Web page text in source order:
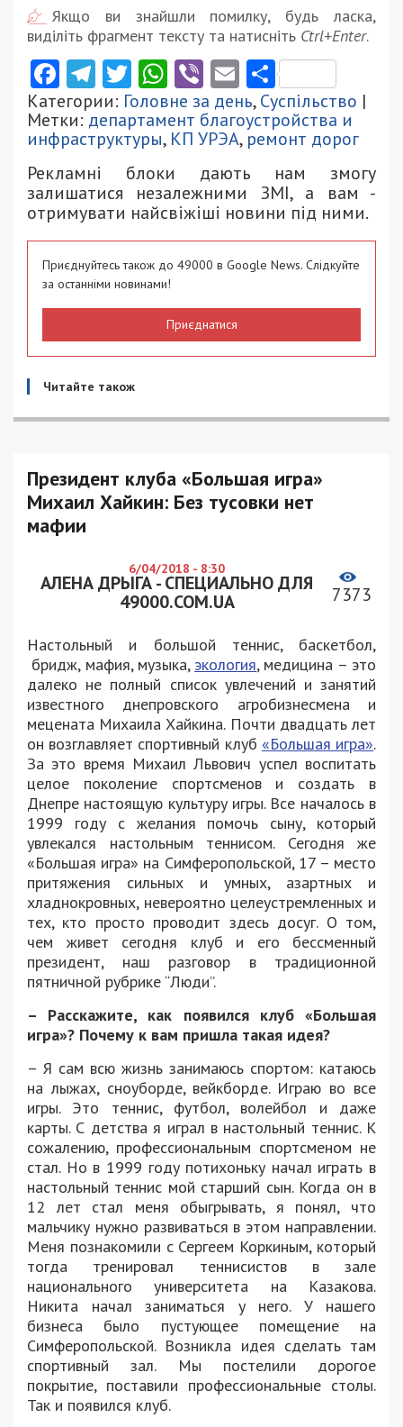
Якщо ви знайшли помилку, будь ласка,
виділіть фрагмент тексту та натисніть Ctrl+Enter.
Facebook
Telegram
Twitter
WhatsApp
ViberEmail
Категории: Головне за день,Суспільство |
Метки: департамент благоустройства и
инфраструктуры, КП УРЭА, ремонт дорог
Рекламні блоки дають нам змогу
залишатися незалежними ЗМІ, а вам -
отримувати найсвіжіші новини під ними.
Приєднуйтесь також до 49000 в Google News. Слідкуйте
за останніми новинами!
Приєднатися
Читайте також
Президент клуба «Большая игра»
Михаил Хайкин: Без тусовки нет
мафии
6/04/2018 - 8:30
АЛЕНА ДРЫГА - СПЕЦИАЛЬНО ДЛЯ
49000.COM.UA
7373
Настольный и большой теннис, баскетбол,
бридж, мафия, музыка, экология, медицина – это
далеко не полный список увлечений и занятий
известного днепровского агробизнесмена и
мецената Михаила Хайкина. Почти двадцать лет
он возглавляет спортивный клуб «Большая игра».
За это время Михаил Львович успел воспитать
целое поколение спортсменов и создать в
Днепре настоящую культуру игры. Все началось в
1999 году с желания помочь сыну, который
увлекался настольным теннисом. Сегодня же
«Большая игра» на Симферопольской, 17 – место
притяжения сильных и умных, азартных и
хладнокровных, невероятно целеустремленных и
тех, кто просто проводит здесь досуг. О том,
чем живет сегодня клуб и его бессменный
президент, наш разговор в традиционной
пятничной рубрике “Люди”.
– Расскажите, как появился клуб «Большая
игра»? Почему к вам пришла такая идея?
– Я сам всю жизнь занимаюсь спортом: катаюсь
на лыжах, сноуборде, вейкборде. Играю во все
игры. Это теннис, футбол, волейбол и даже
карты. С детства я играл в настольный теннис. К
сожалению, профессиональным спортсменом не
стал. Но в 1999 году потихоньку начал играть в
настольный теннис мой старший сын. Когда он в
12 лет стал меня обыгрывать, я понял, что
мальчику нужно развиваться в этом направлении.
Меня познакомили с Сергеем Коркиным, который
тогда тренировал теннисистов в зале
национального университета на Казакова.
Никита начал заниматься у него. У нашего
бизнеса было пустующее помещение на
Симферопольской. Возникла идея сделать там
спортивный зал. Мы постелили дорогое
покрытие, поставили профессиональные столы.
Так и появился клуб.